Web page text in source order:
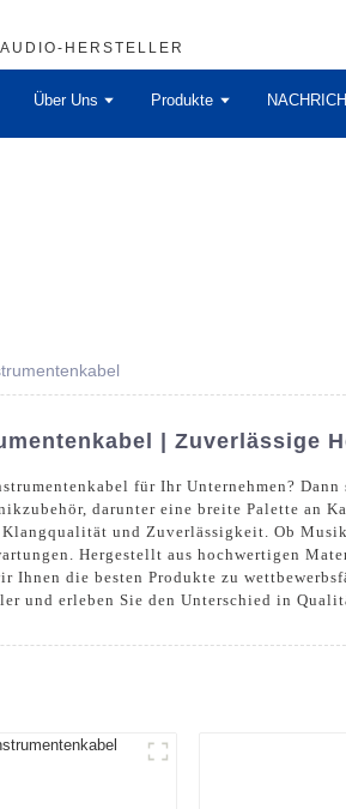
HERSTELLER
Über Uns Produkte
| Zuverlässige
für Ihr Unternehmen?
darunter eine breite Palette an
und Zuverlässigkeit. Ob
Hergestellt aus hochwertigen
Ihnen die besten Produkte zu
und erleben Sie den Unterschied in